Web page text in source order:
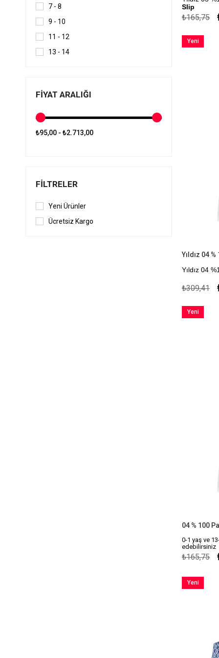
7 - 8
9 - 10
11 - 12
13 - 14
FIYAT ARALIĞI
₺95,00 - ₺2.713,00
FILTRELER
Yeni Ürünler
Ücretsiz Kargo
Slip
Çekmezlik
Kapıda
₺165,75
Yıldız 04
Yıldız 04
Çekmezlik
₺309,41
Yeni
04 % 100
0-1 yaş ve
edebilirsiniz
₺165,75
Yeni
Yeni